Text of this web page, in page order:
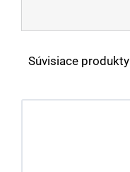
Súvisiace produkty